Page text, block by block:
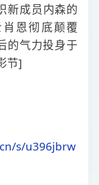
新成员内森的
恩彻底颠覆
气力投身于
节]
s/u396jbrw